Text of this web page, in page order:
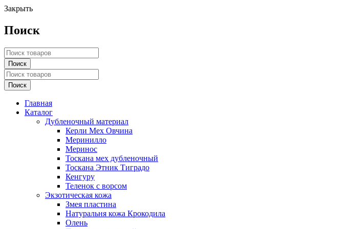
Закрыть
Поиск
Главная
Каталог
Дубленочный материал
Керли Мех Овчина
Меринилло
Меринос
Тоскана мех дубленочный
Тоскана Этник Тиградо
Кенгуру
Теленок с ворсом
Экзотическая кожа
Змея пластина
Натуральня кожа Крокодила
Олень